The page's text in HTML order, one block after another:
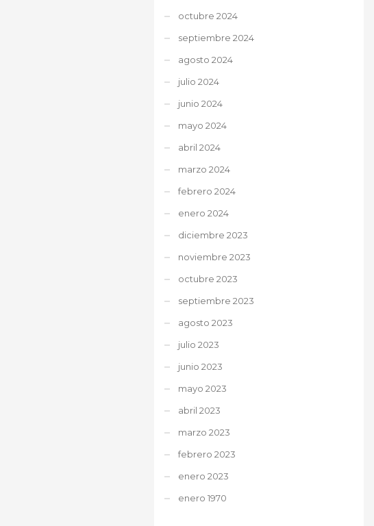
octubre 2024
septiembre 2024
agosto 2024
julio 2024
junio 2024
mayo 2024
abril 2024
marzo 2024
febrero 2024
enero 2024
diciembre 2023
noviembre 2023
octubre 2023
septiembre 2023
agosto 2023
julio 2023
junio 2023
mayo 2023
abril 2023
marzo 2023
febrero 2023
enero 2023
enero 1970